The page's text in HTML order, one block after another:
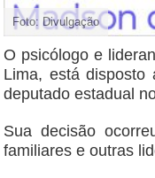
Foto: Divulgação
O psicólogo e
Lima, está disposto
deputado estadual
Sua decisão
familiares e outras